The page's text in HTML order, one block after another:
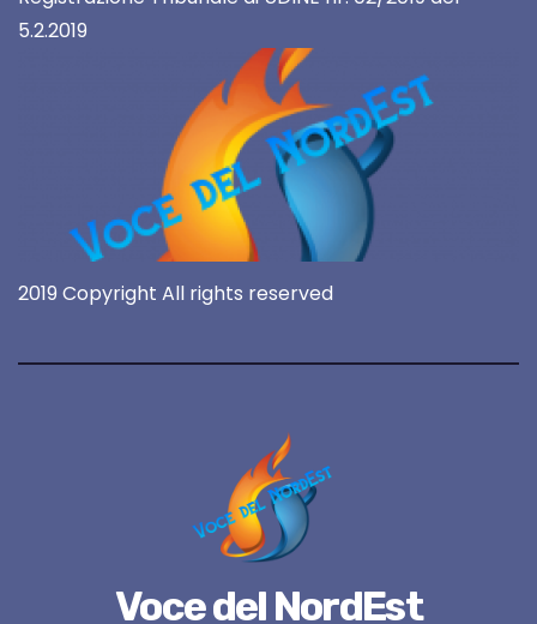
5.2.2019
2019 Copyright All rights reserved
Voce del NordEst